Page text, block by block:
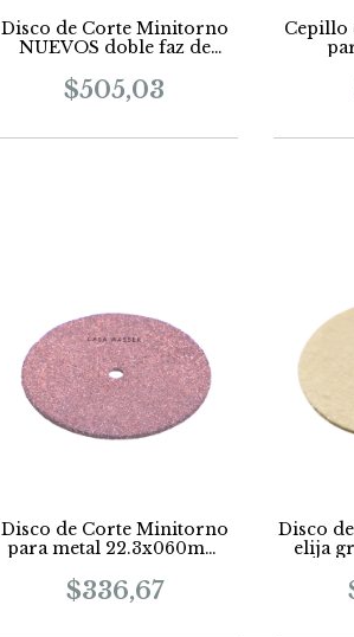
Disco de Corte Minitorno
NUEVOS doble faz de
piedra y ceramica
$505,03
Cepillo
Disco de Corte Minitorno
para metal 22.3x060mm
$336,67
Disco
elija